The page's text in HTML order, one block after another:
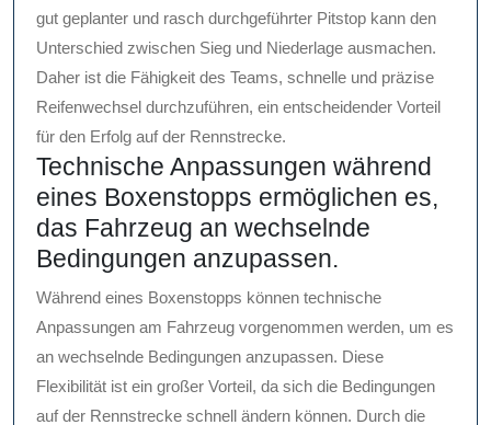
gut geplanter und rasch durchgeführter Pitstop kann den
Unterschied zwischen Sieg und Niederlage ausmachen.
Daher ist die Fähigkeit des Teams, schnelle und präzise
Reifenwechsel durchzuführen, ein entscheidender Vorteil
für den Erfolg auf der Rennstrecke.
Technische Anpassungen während
eines Boxenstopps ermöglichen es,
das Fahrzeug an wechselnde
Bedingungen anzupassen.
Während eines Boxenstopps können technische
Anpassungen am Fahrzeug vorgenommen werden, um es
an wechselnde Bedingungen anzupassen. Diese
Flexibilität ist ein großer Vorteil, da sich die Bedingungen
auf der Rennstrecke schnell ändern können. Durch die